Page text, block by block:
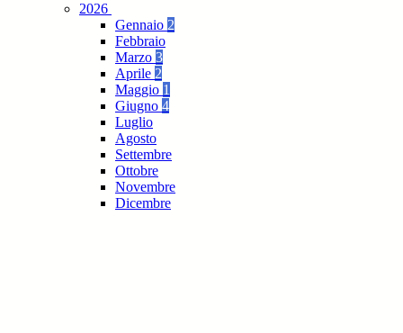
2026
Gennaio 2
Febbraio
Marzo 3
Aprile 2
Maggio 1
Giugno 4
Luglio
Agosto
Settembre
Ottobre
Novembre
Dicembre